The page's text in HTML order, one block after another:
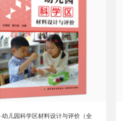
幼儿园科学区材料设计与评价（全